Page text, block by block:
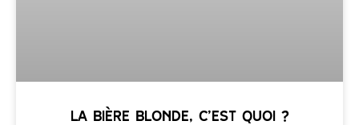
La bière blonde, c’est quoi ?